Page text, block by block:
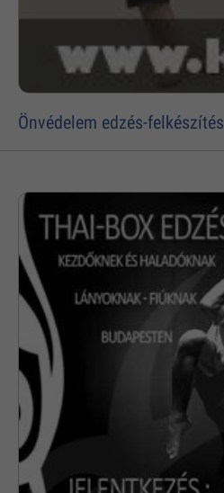
Önvédelem edzés-felkészítés